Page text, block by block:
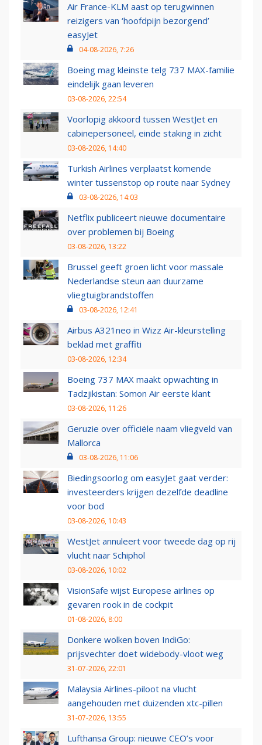
Air France-KLM aast op terugwinnen
reizigers van ‘hoofdpijn bezorgend’
easyJet
04-08-2026, 7:26
Boeing mag kleinste telg 737 MAX-familie
eindelijk gaan leveren
03-08-2026, 22:54
Voorlopig akkoord tussen WestJet en
cabinepersoneel, einde staking in zicht
03-08-2026, 14:40
Turkish Airlines verplaatst komende
winter tussenstop op route naar Sydney
03-08-2026, 14:03
Netflix publiceert nieuwe documentaire
over problemen bij Boeing
03-08-2026, 13:22
Brussel geeft groen licht voor massale
Nederlandse steun aan duurzame
vliegtuigbrandstoffen
03-08-2026, 12:41
Airbus A321neo in Wizz Air-kleurstelling
beklad met graffiti
03-08-2026, 12:34
Boeing 737 MAX maakt opwachting in
Tadzjikistan: Somon Air eerste klant
03-08-2026, 11:26
Geruzie over officiële naam vliegveld van
Mallorca
03-08-2026, 11:06
Biedingsoorlog om easyJet gaat verder:
investeerders krijgen dezelfde deadline
voor bod
03-08-2026, 10:43
WestJet annuleert voor tweede dag op rij
vlucht naar Schiphol
03-08-2026, 10:02
VisionSafe wijst Europese airlines op
gevaren rook in de cockpit
01-08-2026, 8:00
Donkere wolken boven IndiGo:
prijsvechter doet widebody-vloot weg
31-07-2026, 22:01
Malaysia Airlines-piloot na vlucht
aangehouden met duizenden xtc-pillen
31-07-2026, 13:55
Lufthansa Group: nieuwe CEO’s voor